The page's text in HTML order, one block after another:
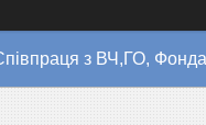
з ВЧ,ГО,